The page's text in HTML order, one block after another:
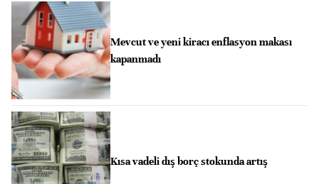
Mevcut ve yeni kiracı enflasyon makası
kapanmadı
Kısa vadeli dış borç stokunda artış